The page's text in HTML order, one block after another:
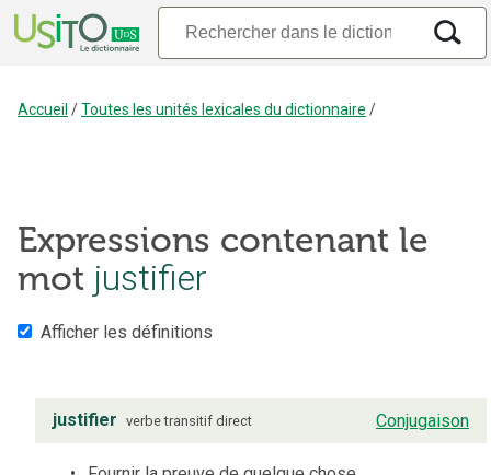
Accueil /Toutes les unités lexicales du dictionnaire /
Expressions contenant le
mot justifier
Afficher les définitions
justifier verbe transitif direct Conjugaison